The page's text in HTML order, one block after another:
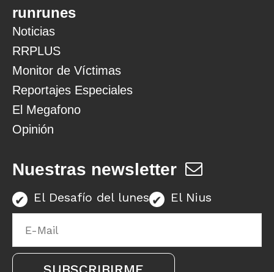
runrunes
Noticias
RRPLUS
Monitor de Víctimas
Reportajes Especiales
El Megafono
Opinión
Nuestras newsletter
El Desafío del lunes El Nius